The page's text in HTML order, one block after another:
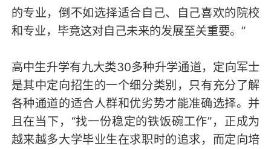
的专业，倒不如选择适合自己、自己喜欢的院校
和专业，毕竟这对自己未来的发展至关重要。”
高中生升学有九大类30多种升学通道，定向军士
是其中定向招生的一个细分类别，只有充分了解
各种通道的适合人群和优劣势才能准确选择。并
且在当下，“找一份稳定的铁饭碗工作”，正成为
越来越多大学毕业生在求职时的追求，而定向培